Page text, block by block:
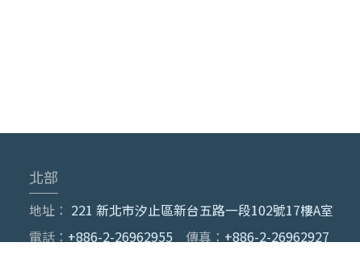
北部
地址： 221 新北市汐止區新台五路一段102號17樓A室
電話： +886-2-26962955 傳真： +886-2-26962927